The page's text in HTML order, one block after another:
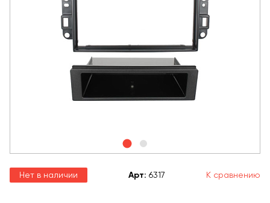
Нет в наличии Арт: 6317 К сравнению